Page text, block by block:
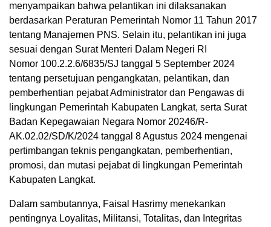
menyampaikan bahwa pelantikan ini dilaksanakan
berdasarkan Peraturan Pemerintah Nomor 11 Tahun 2017
tentang Manajemen PNS. Selain itu, pelantikan ini juga
sesuai dengan Surat Menteri Dalam Negeri RI
Nomor 100.2.2.6/6835/SJ tanggal 5 September 2024
tentang persetujuan pengangkatan, pelantikan, dan
pemberhentian pejabat Administrator dan Pengawas di
lingkungan Pemerintah Kabupaten Langkat, serta Surat
Badan Kepegawaian Negara Nomor 20246/R-
AK.02.02/SD/K/2024 tanggal 8 Agustus 2024 mengenai
pertimbangan teknis pengangkatan, pemberhentian,
promosi, dan mutasi pejabat di lingkungan Pemerintah
Kabupaten Langkat.
Dalam sambutannya, Faisal Hasrimy menekankan
pentingnya Loyalitas, Militansi, Totalitas, dan Integritas